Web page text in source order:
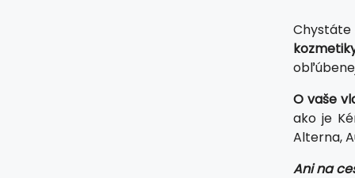
Chystáte
O vaše
ako je
Alterna,
Ani na